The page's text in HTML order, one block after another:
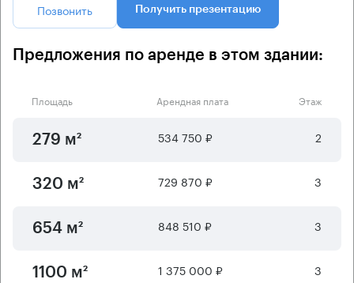
Позвонить Получить презентацию
Предложения по аренде в этом здании:
Площадь Арендная плата Этаж
279 м² 534 750 ₽ 2
320 м² 729 870 ₽ 3
654 м² 848 510 ₽ 3
1100 м² 1 375 000 ₽ 3